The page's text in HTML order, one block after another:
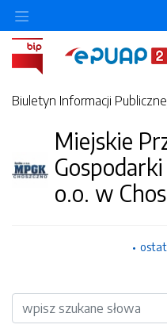
Biuletyn Informacji
Miejskie
o.o. w
Wyszukiwarka